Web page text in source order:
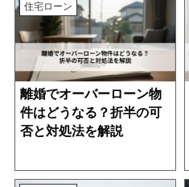
住宅ローン
離婚でオーバーローン物
件はどうなる？折半の可
否と対処法を解説